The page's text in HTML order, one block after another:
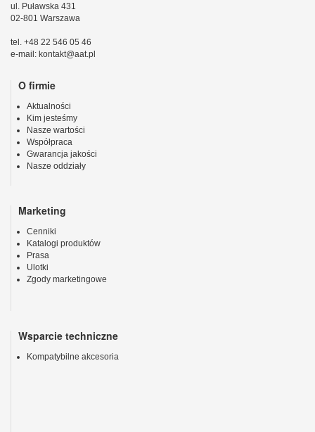
ul. Puławska 431
02-801 Warszawa
tel. +48 22 546 05 46
e-mail: kontakt@aat.pl
O firmie
Aktualności
Kim jesteśmy
Nasze wartości
Współpraca
Gwarancja jakości
Nasze oddziały
Marketing
Cenniki
Katalogi produktów
Prasa
Ulotki
Zgody marketingowe
Wsparcie techniczne
Kompatybilne akcesoria